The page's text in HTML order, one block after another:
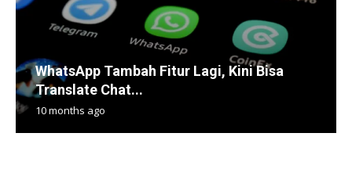
WhatsApp Tambah Fitur Lagi, Kini Bisa
Translate Chat...
10 months ago